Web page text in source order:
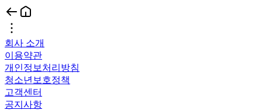
회사 소개
이용약관
개인정보처리방침
청소년보호정책
고객센터
공지사항